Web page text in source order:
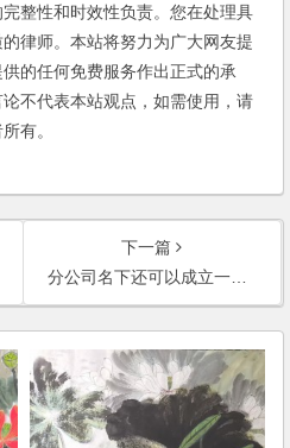
整性和时效性负责。您在处理具
律师。本站将努力为广大网友提
的任何免费服务作出正式的承
不代表本站观点，如需使用，请
有。
下一篇
分公司名下还可以成立一个个体户性质的营销部吗？